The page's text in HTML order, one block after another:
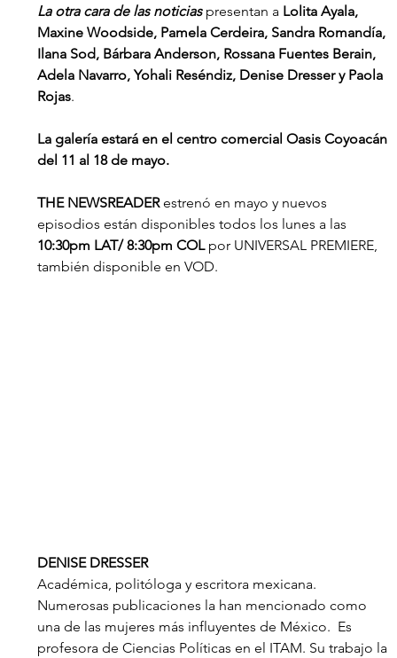
La otra cara de las noticias presentan a Lolita Ayala,
Maxine Woodside, Pamela Cerdeira, Sandra Romandía,
Ilana Sod, Bárbara Anderson, Rossana Fuentes Berain,
Adela Navarro, Yohali Reséndiz, Denise Dresser y Paola
Rojas.
La galería estará en el centro comercial Oasis Coyoacán
del 11 al 18 de mayo.
THE NEWSREADER estrenó en mayo y nuevos
episodios están disponibles todos los lunes a las
10:30pm LAT/ 8:30pm COL por UNIVERSAL PREMIERE,
también disponible en VOD.
DENISE DRESSER
Académica, politóloga y escritora mexicana.
Numerosas publicaciones la han mencionado como
una de las mujeres más influyentes de México.  Es
profesora de Ciencias Políticas en el ITAM. Su trabajo la